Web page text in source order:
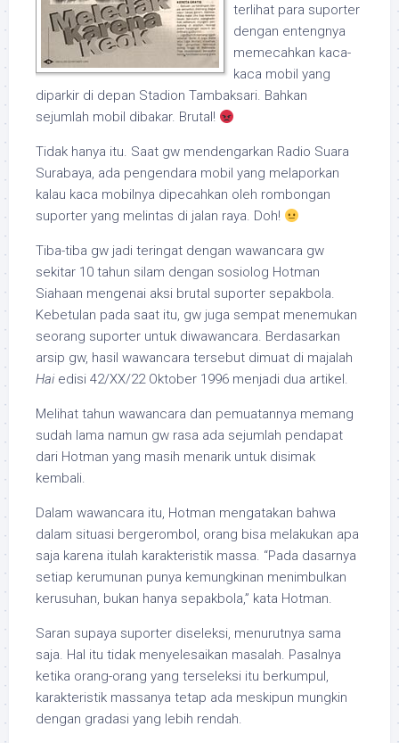
terlihat para suporter
dengan entengnya
memecahkan kaca-
kaca mobil yang
diparkir di depan Stadion Tambaksari. Bahkan
sejumlah mobil dibakar. Brutal!
Tidak hanya itu. Saat gw mendengarkan Radio Suara
Surabaya, ada pengendara mobil yang melaporkan
kalau kaca mobilnya dipecahkan oleh rombongan
suporter yang melintas di jalan raya. Doh!
Tiba-tiba gw jadi teringat dengan wawancara gw
sekitar 10 tahun silam dengan sosiolog Hotman
Siahaan mengenai aksi brutal suporter sepakbola.
Kebetulan pada saat itu, gw juga sempat menemukan
seorang suporter untuk diwawancara. Berdasarkan
arsip gw, hasil wawancara tersebut dimuat di majalah
Hai edisi 42/XX/22 Oktober 1996 menjadi dua artikel.
Melihat tahun wawancara dan pemuatannya memang
sudah lama namun gw rasa ada sejumlah pendapat
dari Hotman yang masih menarik untuk disimak
kembali.
Dalam wawancara itu, Hotman mengatakan bahwa
dalam situasi bergerombol, orang bisa melakukan apa
saja karena itulah karakteristik massa. “Pada dasarnya
setiap kerumunan punya kemungkinan menimbulkan
kerusuhan, bukan hanya sepakbola,” kata Hotman.
Saran supaya suporter diseleksi, menurutnya sama
saja. Hal itu tidak menyelesaikan masalah. Pasalnya
ketika orang-orang yang terseleksi itu berkumpul,
karakteristik massanya tetap ada meskipun mungkin
dengan gradasi yang lebih rendah.